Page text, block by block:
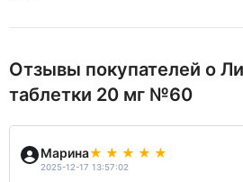
Отзывы покупателей о
таблетки 20 мг №60
Марина
2025-12-17 13:57:02